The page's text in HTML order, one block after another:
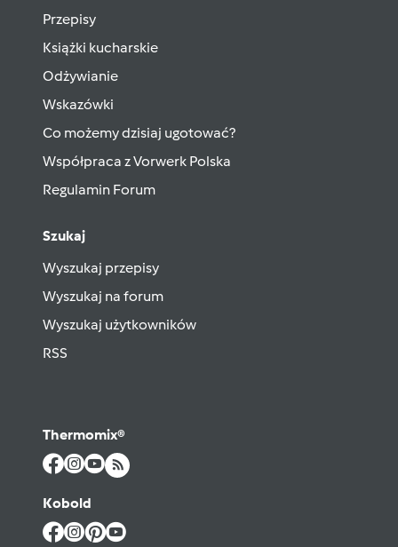
Przepisy
Książki kucharskie
Odżywianie
Wskazówki
Co możemy dzisiaj ugotować?
Współpraca z Vorwerk Polska
Regulamin Forum
Szukaj
Wyszukaj przepisy
Wyszukaj na forum
Wyszukaj użytkowników
RSS
Thermomix®
Kobold